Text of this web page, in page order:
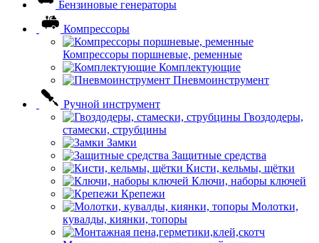
Бензиновые генераторы
Компрессоры
Компрессоры поршневые, ременные
Комплектующие
Пневмоинструмент
Ручной инструмент
Гвоздодеры,
стамески, струбцины
Замки
Защитные средства
Кисти, кельмы, щётки
Ключи, наборы ключей
Крепежи
Молотки,
кувалды, киянки, топоры